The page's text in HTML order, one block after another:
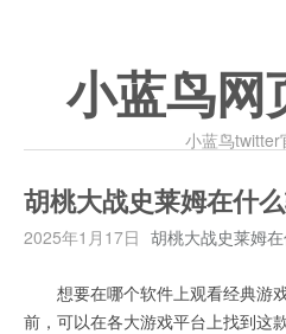
小蓝鸟网
小蓝鸟twitter
胡桃大战史莱姆在什
2025年1月17日 胡桃大战史莱姆
想要在哪个软件上观看经典游
前，可以在各大游戏平台上找到这